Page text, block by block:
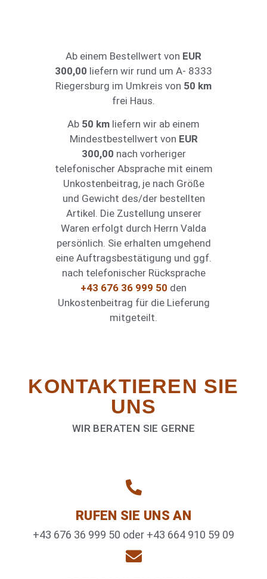
Ab einem Bestellwert von EUR
300,00 liefern wir rund um A- 8333
Riegersburg im Umkreis von 50 km
frei Haus.
Ab 50 km liefern wir ab einem
Mindestbestellwert von EUR
300,00 nach vorheriger
telefonischer Absprache mit einem
Unkostenbeitrag, je nach Größe
und Gewicht des/der bestellten
Artikel. Die Zustellung unserer
Waren erfolgt durch Herrn Valda
persönlich. Sie erhalten umgehend
eine Auftragsbestätigung und ggf.
nach telefonischer Rücksprache
+43 676 36 999 50 den
Unkostenbeitrag für die Lieferung
mitgeteilt.
KONTAKTIEREN­ SIE
UNS
WIR BERATEN SIE GERNE
RUFEN SIE UNS AN
+43 676 36 999 50 oder +43 664 910 59 09